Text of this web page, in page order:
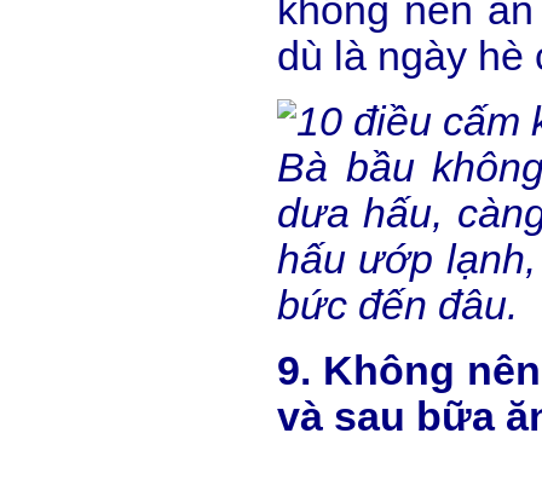
không nên
dù là ngày hè
Bà bầu
dưa hấu,
hấu ướp
bức đến đâu.
9. Không
và sau bữa